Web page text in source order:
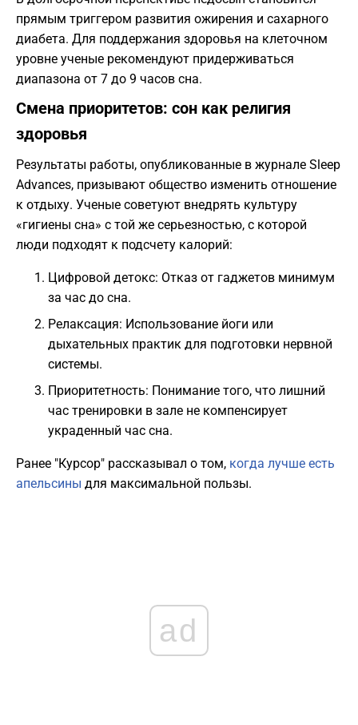
прямым триггером развития ожирения и сахарного
диабета. Для поддержания здоровья на клеточном
уровне ученые рекомендуют придерживаться
диапазона от 7 до 9 часов сна.
Смена приоритетов: сон как религия
здоровья
Результаты работы, опубликованные в журнале Sleep
Advances, призывают общество изменить отношение
к отдыху. Ученые советуют внедрять культуру
«гигиены сна» с той же серьезностью, с которой
люди подходят к подсчету калорий:
Цифровой детокс: Отказ от гаджетов минимум
за час до сна.
Релаксация: Использование йоги или
дыхательных практик для подготовки нервной
системы.
Приоритетность: Понимание того, что лишний
час тренировки в зале не компенсирует
украденный час сна.
Ранее "Курсор" рассказывал о том, когда лучше есть
апельсины для максимальной пользы.
ad